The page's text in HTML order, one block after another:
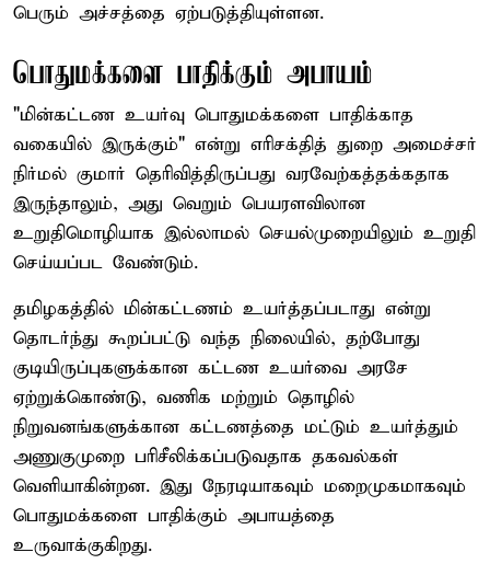
பெரும் அச்சத்தை ஏற்படுத்தியுள்ளன.
பொதுமக்களை பாதிக்கும் அபாயம்
"மின்கட்டண உயர்வு பொதுமக்களை பாதிக்காத
வகையில் இருக்கும்" என்று எரிசக்தித் துறை அமைச்சர்
நிர்மல் குமார் தெரிவித்திருப்பது வரவேற்கத்தக்கதாக
இருந்தாலும், அது வெறும் பெயரளவிலான
உறுதிமொழியாக இல்லாமல் செயல்முறையிலும் உறுதி
செய்யப்பட வேண்டும்.
தமிழகத்தில் மின்கட்டணம் உயர்த்தப்படாது என்று
தொடர்ந்து கூறப்பட்டு வந்த நிலையில், தற்போது
குடியிருப்புகளுக்கான கட்டண உயர்வை அரசே
ஏற்றுக்கொண்டு, வணிக மற்றும் தொழில்
நிறுவனங்களுக்கான கட்டணத்தை மட்டும் உயர்த்தும்
அணுகுமுறை பரிசீலிக்கப்படுவதாக தகவல்கள்
வெளியாகின்றன. இது நேரடியாகவும் மறைமுகமாகவும்
பொதுமக்களை பாதிக்கும் அபாயத்தை
உருவாக்குகிறது.